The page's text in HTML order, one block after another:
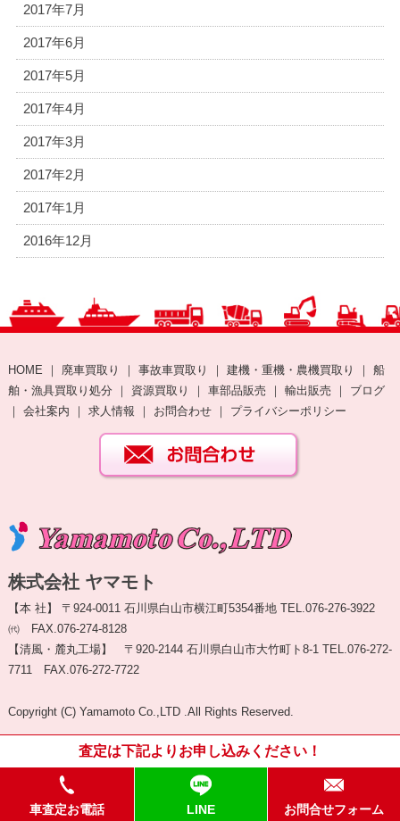
2017年7月
2017年6月
2017年5月
2017年4月
2017年3月
2017年2月
2017年1月
2016年12月
HOME ｜ 廃車買取り ｜ 事故車買取り ｜ 建機・重機・農機買取り ｜ 船
舶・漁具買取り処分 ｜ 資源買取り ｜ 車部品販売 ｜ 輸出販売 ｜ ブログ
｜ 会社案内 ｜ 求人情報 ｜ お問合わせ｜ プライバシーポリシー
株式会社 ヤマモト
【本 社】 〒924-0011 石川県白山市横江町5354番地 TEL.076-276-3922
㈹ FAX.076-274-8128
【清風・麓丸工場】 〒920-2144 石川県白山市大竹町ト8-1 TEL.076-272-
7711 FAX.076-272-7722
Copyright (C) Yamamoto Co.,LTD .All Rights Reserved.
査定は下記よりお申し込みください！
車査定お電話 LINE お問合せフォーム